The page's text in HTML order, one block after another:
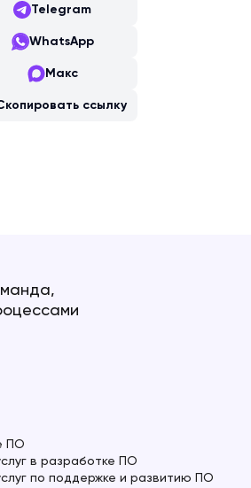
Telegram
WhatsApp
Макс
ссылку
ПО
в разработке ПО
по поддержке и развитию ПО